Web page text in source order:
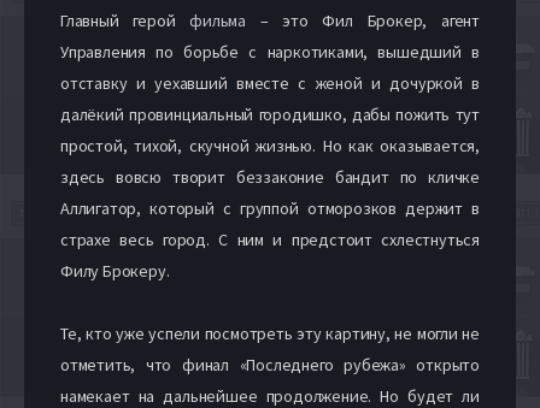
Главный геройфильма – это Фил Брокер, агент
Управления по борьбе с наркотиками, вышедший в
отставку и уехавший вместе с женой и дочуркой в
далёкий провинциальный городишко, дабы пожить тут
простой, тихой, скучной жизнью. Но как оказывается,
здесь вовсю творит беззаконие бандит по кличке
Аллигатор, который с группой отморозков держит в
страхе весь город. С ним и предстоит схлестнуться
Филу Брокеру.
Те, кто уже успели посмотреть эту картину, не могли не
отметить, что финал «Последнего рубежа» открыто
намекает на дальнейшее продолжение. Но будет ли